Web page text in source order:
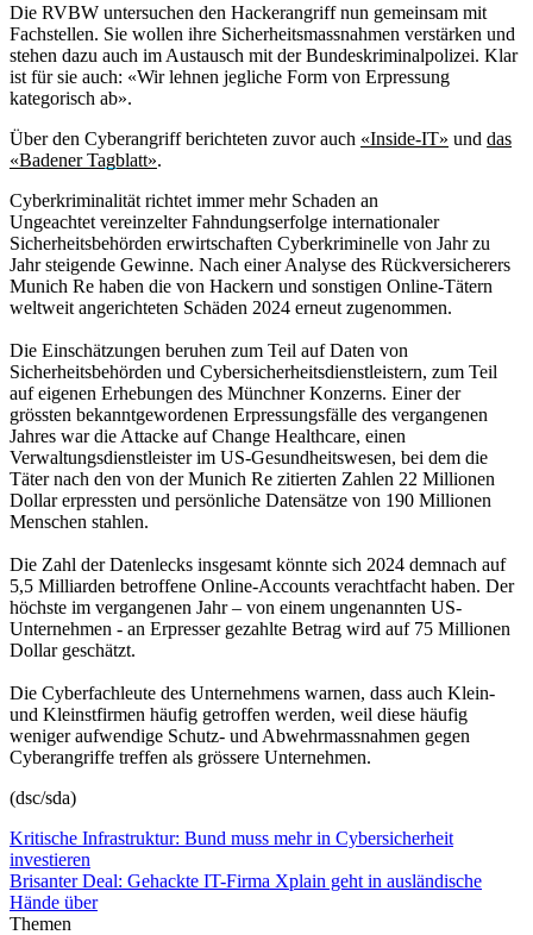
Die RVBW untersuchen den Hackerangriff nun gemeinsam mit
Fachstellen. Sie wollen ihre Sicherheitsmassnahmen verstärken und
stehen dazu auch im Austausch mit der Bundeskriminalpolizei. Klar
ist für sie auch: «Wir lehnen jegliche Form von Erpressung
kategorisch ab».
Über den Cyberangriff berichteten zuvor auch «Inside-IT» und das
«Badener Tagblatt».
Cyberkriminalität richtet immer mehr Schaden an
Ungeachtet vereinzelter Fahndungserfolge internationaler
Sicherheitsbehörden erwirtschaften Cyberkriminelle von Jahr zu
Jahr steigende Gewinne. Nach einer Analyse des Rückversicherers
Munich Re haben die von Hackern und sonstigen Online-Tätern
weltweit angerichteten Schäden 2024 erneut zugenommen.
Die Einschätzungen beruhen zum Teil auf Daten von
Sicherheitsbehörden und Cybersicherheitsdienstleistern, zum Teil
auf eigenen Erhebungen des Münchner Konzerns. Einer der
grössten bekanntgewordenen Erpressungsfälle des vergangenen
Jahres war die Attacke auf Change Healthcare, einen
Verwaltungsdienstleister im US-Gesundheitswesen, bei dem die
Täter nach den von der Munich Re zitierten Zahlen 22 Millionen
Dollar erpressten und persönliche Datensätze von 190 Millionen
Menschen stahlen.
Die Zahl der Datenlecks insgesamt könnte sich 2024 demnach auf
5,5 Milliarden betroffene Online-Accounts verachtfacht haben. Der
höchste im vergangenen Jahr – von einem ungenannten US-
Unternehmen - an Erpresser gezahlte Betrag wird auf 75 Millionen
Dollar geschätzt.
Die Cyberfachleute des Unternehmens warnen, dass auch Klein-
und Kleinstfirmen häufig getroffen werden, weil diese häufig
weniger aufwendige Schutz- und Abwehrmassnahmen gegen
Cyberangriffe treffen als grössere Unternehmen.
(dsc/sda)
Kritische Infrastruktur: Bund muss mehr in Cybersicherheit
investieren
Brisanter Deal: Gehackte IT-Firma Xplain geht in ausländische
Hände über
Themen